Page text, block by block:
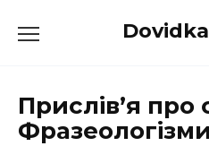
до
Прислів’я про
Фразеологізми